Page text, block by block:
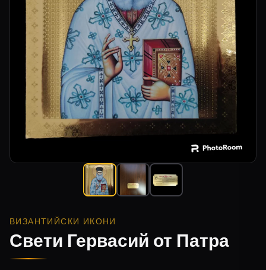
ВИЗАНТИЙСКИ ИКОНИ
Свети Гервасий от Патра